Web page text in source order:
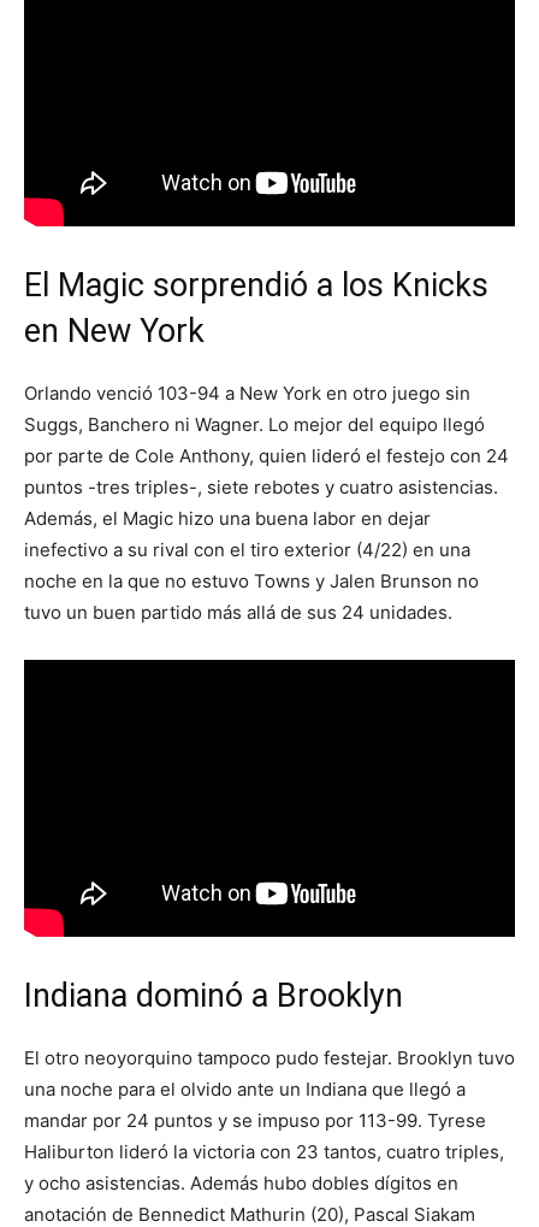
El Magic sorprendió a los Knicks
en New York
Orlando venció 103-94 a New York en otro juego sin
Suggs, Banchero ni Wagner. Lo mejor del equipo llegó
por parte de Cole Anthony, quien lideró el festejo con 24
puntos -tres triples-, siete rebotes y cuatro asistencias.
Además, el Magic hizo una buena labor en dejar
inefectivo a su rival con el tiro exterior (4/22) en una
noche en la que no estuvo Towns y Jalen Brunson no
tuvo un buen partido más allá de sus 24 unidades.
Indiana dominó a Brooklyn
El otro neoyorquino tampoco pudo festejar. Brooklyn tuvo
una noche para el olvido ante un Indiana que llegó a
mandar por 24 puntos y se impuso por 113-99. Tyrese
Haliburton lideró la victoria con 23 tantos, cuatro triples,
y ocho asistencias. Además hubo dobles dígitos en
anotación de Bennedict Mathurin (20), Pascal Siakam